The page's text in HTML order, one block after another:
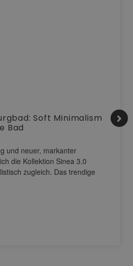
Soft Minimalism
Bad
und neuer, markanter
die Kollektion Sinea 3.0
zugleich. Das trendige